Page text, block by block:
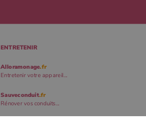
ENTRETENIR
Alloramonage.fr
Entretenir votre appareil...
Sauveconduit.fr
Rénover vos conduits...